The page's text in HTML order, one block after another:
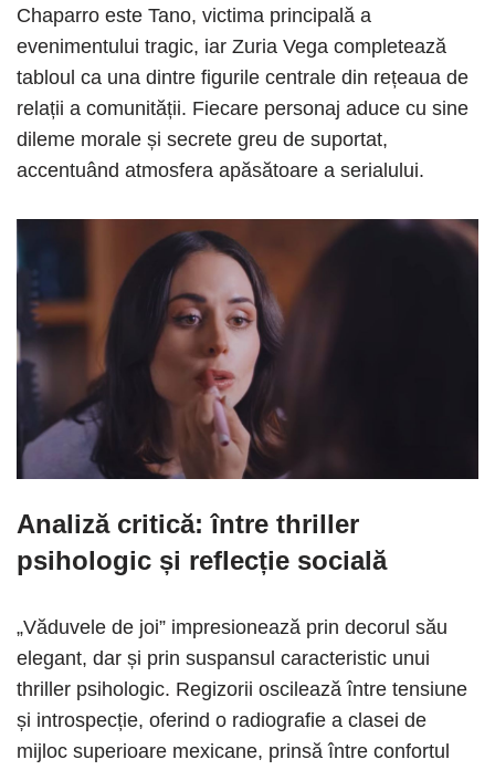
Chaparro este Tano, victima principală a
evenimentului tragic, iar Zuria Vega completează
tabloul ca una dintre figurile centrale din rețeaua de
relații a comunității. Fiecare personaj aduce cu sine
dileme morale și secrete greu de suportat,
accentuând atmosfera apăsătoare a serialului.
Analiză critică: între thriller
psihologic și reflecție socială
„Văduvele de joi” impresionează prin decorul său
elegant, dar și prin suspansul caracteristic unui
thriller psihologic. Regizorii oscilează între tensiune
și introspecție, oferind o radiografie a clasei de
mijloc superioare mexicane, prinsă între confortul